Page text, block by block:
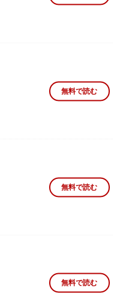
無料で読む
無料で読む
無料で読む